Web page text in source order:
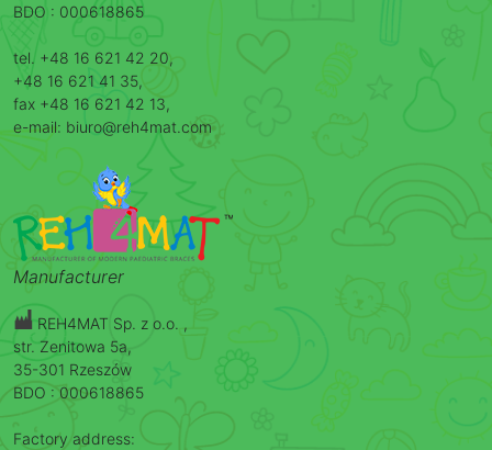
BDO : 000618865
tel. +48 16 621 42 20,
+48 16 621 41 35,
fax +48 16 621 42 13,
e-mail: biuro@reh4mat.com
Manufacturer
REH4MAT Sp. z o.o. ,
str. Zenitowa 5a,
35-301 Rzeszów
BDO : 000618865
Factory address: